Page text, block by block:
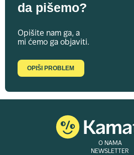
da pišemo?
Opišite nam ga, a
mi ćemo ga objaviti.
OPIŠI PROBLEM
O NAMA
NEWSLETTER